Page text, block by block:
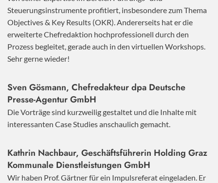
Steuerungsinstrumente profitiert, insbesondere zum Thema
Objectives & Key Results (OKR). Andererseits hat er die
erweiterte Chefredaktion hochprofessionell durch den
Prozess begleitet, gerade auch in den virtuellen Workshops.
Sehr gerne wieder!
Sven Gösmann, Chefredakteur dpa Deutsche
Presse-Agentur GmbH
Die Vorträge sind kurzweilig gestaltet und die Inhalte mit
interessanten Case Studies anschaulich gemacht.
Kathrin Nachbaur, Geschäftsführerin Holding Graz
Kommunale Dienstleistungen GmbH
Wir haben Prof. Gärtner für ein Impulsreferat eingeladen. Er